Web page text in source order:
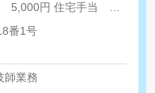
5,000円 住宅手当
円-8,000円 [その他手当]
手当 年末年始手当 当直
番1号
師業務